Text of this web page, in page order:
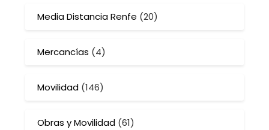
Media Distancia Renfe (20)
Mercancías (4)
Movilidad (146)
Obras y Movilidad (61)